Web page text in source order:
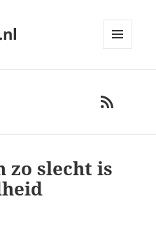
RSS
zo slecht is